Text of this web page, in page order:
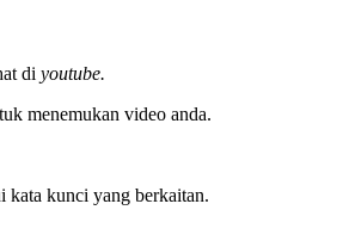
di youtube.
menemukan video anda.
kata kunci yang berkaitan.